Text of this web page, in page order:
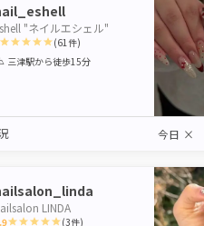
"ネイルエシェル"
2 3 4 5
(61 件)
三津駅から徒歩15分
今日 ×
LINDA
(3件)